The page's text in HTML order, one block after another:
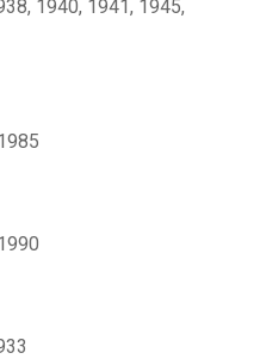
1940, 1941, 1945,